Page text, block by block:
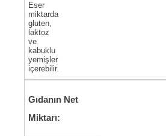
Eser
miktarda
gluten,
laktoz
ve
kabuklu
yemişler
içerebilir.
Gıdanın Net
Miktarı: